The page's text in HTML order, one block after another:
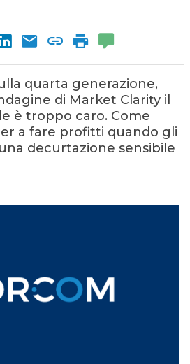
quarta generazione,
di Market Clarity il
è troppo caro. Come
a fare profitti quando gli
decurtazione sensibile